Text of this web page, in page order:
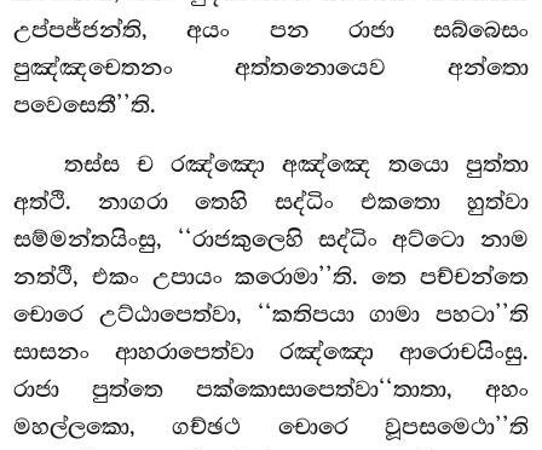
උප්පජ්ජන්ති, අයං පන රාජා සබ්බෙසං
පුඤ්ඤචෙතනං අත්තනොයෙව අන්තො
පවෙසෙතී’’ති.
තස්ස ච රඤ්ඤො අඤ්ඤෙ තයො පුත්තා
අත්ථි. නාගරා තෙහි සද්ධිං එකතො හුත්වා
සම්මන්තයිංසු, ‘‘රාජකුලෙහි සද්ධිං අට්ටො නාම
නත්ථි, එකං උපායං කරොමා’’ති. තෙ පච්චන්තෙ
චොරෙ උට්ඨාපෙත්වා, ‘‘කතිපයා ගාමා පහටා’’ති
සාසනං ආහරාපෙත්වා රඤ්ඤො ආරොචයිංසු.
රාජා පුත්තෙ පක්කොසාපෙත්වා‘‘තාතා, අහං
මහල්ලකො, ගච්ඡථ චොරෙ වූපසමෙථා’’ති